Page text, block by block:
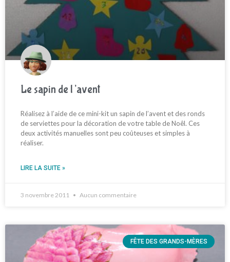
Le sapin de l’avent
Réalisez à l’aide de ce mini-kit un sapin de l’avent et des ronds
de serviettes pour la décoration de votre table de Noêl. Ces
deux activités manuelles sont peu coûteuses et simples à
réaliser.
LIRE LA SUITE »
3 novembre 2011 Aucun commentaire
FÊTE DES GRANDS-MÈRES